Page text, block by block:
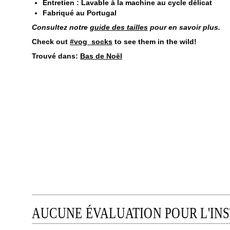
Entretien : Lavable à la machine au cycle délicat
Fabriqué au Portugal
Consultez notre guide des tailles pour en savoir plus.
Check out #vog_socks to see them in the wild!
Trouvé dans: Bas de Noël
AUCUNE ÉVALUATION POUR